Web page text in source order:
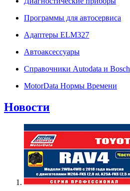
Программы для автосервиса
Адаптеры ELM327
Автоаксессуары
Справочники Autodata и Bosch
MotorData Нормы Времени
Новости